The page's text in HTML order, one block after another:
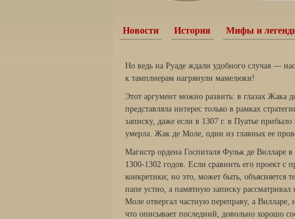
Новости История Мифы и
Но ведь на Руаде ждали удобного случая —
к тамплиерам нагрянули мамелюки!
Этот аргумент можно развить: в глазах Жака
представ­ляла интерес только в рамках
записку, даже если в 1307 г. в Пуатье
умерла. Жак де Моле, один из главных ее
Магистр ордена Госпиталя Фульк де Вилларе
1300-1302 годов. Если сравнить его проект
конкретики; но это, может быть, объясняется
папе устно, а памят­ную записку
Моле отвергал частную переправу, а
что описывает последний, довольно хорошо